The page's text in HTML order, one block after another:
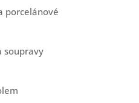
porcelánové
soupravy